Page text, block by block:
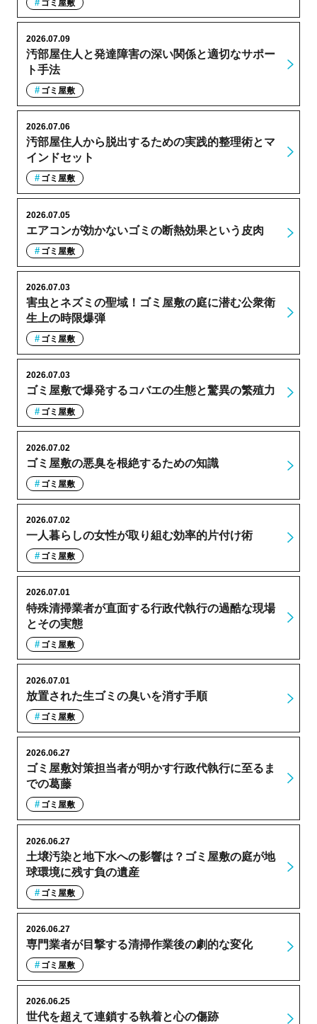
ゴミ屋敷
汚部屋住人と発達障害の深い関係と適切なサポー
ト手法
2026.07.09
ゴミ屋敷
汚部屋住人から脱出するための実践的整理術とマ
インドセット
2026.07.06
ゴミ屋敷
エアコンが効かないゴミの断熱効果という皮肉
2026.07.05
ゴミ屋敷
害虫とネズミの聖域！ゴミ屋敷の庭に潜む公衆衛
生上の時限爆弾
2026.07.03
ゴミ屋敷
ゴミ屋敷で爆発するコバエの生態と驚異の繁殖力
2026.07.03
ゴミ屋敷
ゴミ屋敷の悪臭を根絶するための知識
2026.07.02
ゴミ屋敷
一人暮らしの女性が取り組む効率的片付け術
2026.07.02
ゴミ屋敷
特殊清掃業者が直面する行政代執行の過酷な現場
とその実態
2026.07.01
ゴミ屋敷
放置された生ゴミの臭いを消す手順
2026.07.01
ゴミ屋敷
ゴミ屋敷対策担当者が明かす行政代執行に至るま
での葛藤
2026.06.27
ゴミ屋敷
土壌汚染と地下水への影響は？ゴミ屋敷の庭が地
球環境に残す負の遺産
2026.06.27
ゴミ屋敷
専門業者が目撃する清掃作業後の劇的な変化
2026.06.27
ゴミ屋敷
世代を超えて連鎖する執着と心の傷跡
2026.06.25